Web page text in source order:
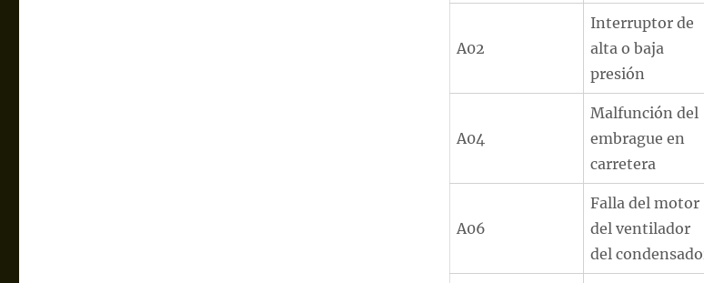
A02
Interruptor de
alta o baja
presión
A04
Malfunción del
embrague en
carretera
A06
Falla del motor
del ventilador
del